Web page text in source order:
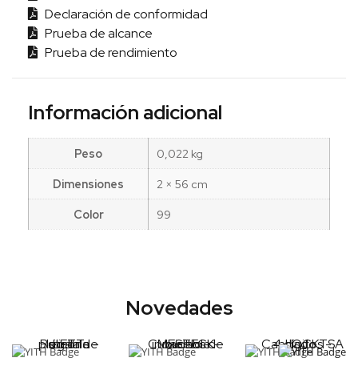
Declaración de conformidad
Prueba de alcance
Prueba de rendimiento
Información adicional
Peso
0,022 kg
Dimensiones
2 × 56 cm
Color
99
Novedades